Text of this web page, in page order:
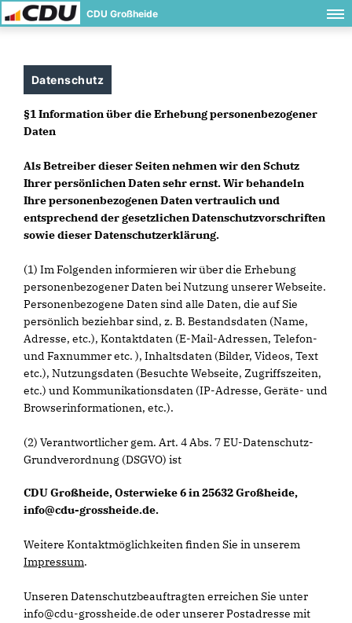
CDU Großheide
Datenschutz
§1 Information über die Erhebung personenbezogener
Daten
Als Betreiber dieser Seiten nehmen wir den Schutz
Ihrer persönlichen Daten sehr ernst. Wir behandeln
Ihre personenbezogenen Daten vertraulich und
entsprechend der gesetzlichen Datenschutzvorschriften
sowie dieser Datenschutzerklärung.
(1) Im Folgenden informieren wir über die Erhebung
personenbezogener Daten bei Nutzung unserer Webseite.
Personenbezogene Daten sind alle Daten, die auf Sie
persönlich beziehbar sind, z. B. Bestandsdaten (Name,
Adresse, etc.), Kontaktdaten (E-Mail-Adressen, Telefon-
und Faxnummer etc. ), Inhaltsdaten (Bilder, Videos, Text
etc.), Nutzungsdaten (Besuchte Webseite, Zugriffszeiten,
etc.) und Kommunikationsdaten (IP-Adresse, Geräte- und
Browserinformationen, etc.).
(2) Verantwortlicher gem. Art. 4 Abs. 7 EU-Datenschutz-
Grundverordnung (DSGVO) ist
CDU Großheide, Osterwieke 6 in 25632 Großheide,
info@cdu-grossheide.de.
Weitere Kontaktmöglichkeiten finden Sie in unserem
Impressum.
Unseren Datenschutzbeauftragten erreichen Sie unter
info@cdu-grossheide.de oder unserer Postadresse mit